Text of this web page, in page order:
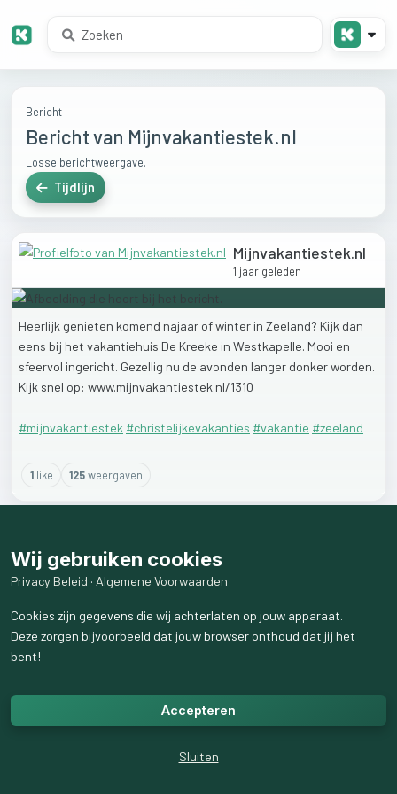
Bericht
Bericht van Mijnvakantiestek.nl
Losse berichtweergave.
Tijdlijn
Mijnvakantiestek.nl
1 jaar geleden
Heerlijk genieten komend najaar ofwinter in Zeeland? Kijk dan
eens bij het vakantiehuis De Kreeke in Westkapelle. Mooi en
sfeervol ingericht. Gezellig nu de avonden langer donkerworden.
Kijk snel op: www.mijnvakantiestek.nl/1310
#mijnvakantiestek #christelijkevakanties #vakantie #zeeland
1like 125weergaven
Wij gebruiken cookies
Privacy Beleid · Algemene Voorwaarden
Cookies zijn gegevens die wij achterlaten op jouw apparaat.
Deze zorgen bijvoorbeeld dat jouw browser onthoud dat jij het
bent!
Accepteren
Sluiten